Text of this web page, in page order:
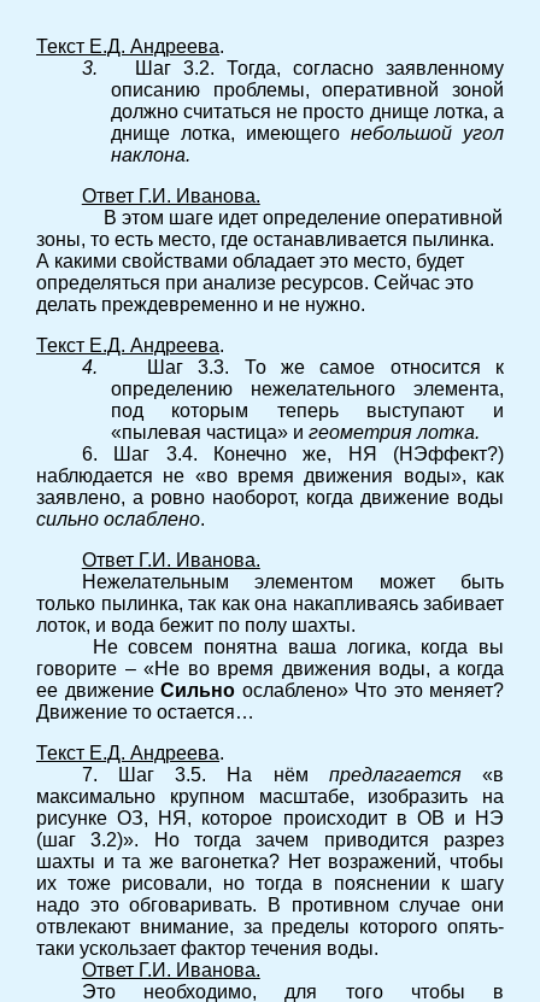
Текст Е.Д. Андреева.
3.
Шаг 3.2. Тогда, согласно заявленному
описанию проблемы, оперативной зоной
должно считаться не просто днище лотка, а
днище лотка, имеющего небольшой угол
наклона.
Ответ Г.И. Иванова.
В этом шаге идет определение оперативной
зоны, то есть место, где останавливается пылинка.
А какими свойствами обладает это место, будет
определяться при анализе ресурсов. Сейчас это
делать преждевременно и не нужно.
Текст Е.Д. Андреева.
4.
Шаг 3.3. То же самое относится к
определению нежелательного элемента,
под которым теперь выступают и
«пылевая частица» и геометрия лотка.
6. Шаг 3.4. Конечно же, НЯ (НЭффект?)
наблюдается не «во время движения воды», как
заявлено, а ровно наоборот, когда движение воды
сильно ослаблено.
Ответ Г.И. Иванова.
Нежелательным элементом может быть
только пылинка, так как она накапливаясь забивает
лоток, и вода бежит по полу шахты.
Не совсем понятна ваша логика, когда вы
говорите – «Не во время движения воды, а когда
ее движениеСильно ослаблено» Что это меняет?
Движение то остается…
Текст Е.Д. Андреева.
7. Шаг 3.5. На нём предлагается«в
максимально крупном масштабе, изобразить на
рисунке ОЗ, НЯ, которое происходит в ОВ и НЭ
(шаг 3.2)». Но тогда зачем приводится разрез
шахты и та же вагонетка? Нет возражений, чтобы
их тоже рисовали, но тогда в пояснении к шагу
надо это обговаривать. В противном случае они
отвлекают внимание, за пределы которого опять-
таки ускользает фактор течения воды.
Ответ Г.И. Иванова.
Это необходимо, для того чтобы в